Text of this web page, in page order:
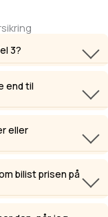
3?
du påfører
Tesla Model 3 har
anbefales
end til
(som
ofte specialiserede
risiko- og
eller
dækning, der
ladestandere – både
også vejhjælp,
bilist prisen på